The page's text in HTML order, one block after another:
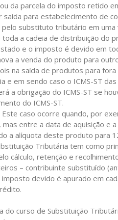
da parcela do imposto retido
para estabelecimento de
substituto tributário em
toda a cadeia de distribuição
e o imposto é devido em
a venda do produto para
na saída de produtos para
e em sendo caso o ICMS-ST
a obrigação do ICMS-ST se
do ICMS-ST.
Este caso ocorre quando, por
entre a data de aquisição e
a alíquota deste produto para
Tributária tem como
cálculo, retenção e
– contribuinte substituído
devido é apurado em
curso de Substituição